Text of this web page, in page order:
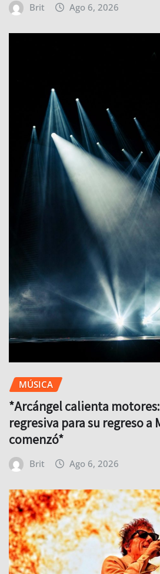
Brit Ago 6, 2026
MÚSICA
*Arcángel calienta
regresiva para su regreso a
comenzó*
Brit Ago 6, 2026